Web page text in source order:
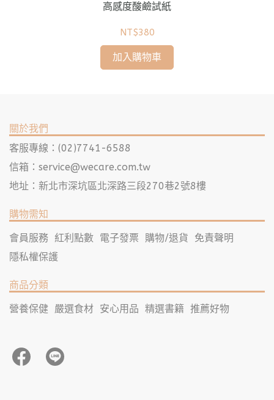
高感度酸鹼試紙
NT$380
加入購物車
關於我們
客服專線：(02)7741-6588
信箱： service@wecare.com.tw
地址：新北市深坑區北深路三段270巷2號8樓
購物需知
會員服務 紅利點數 電子發票 購物/退貨
免責聲明
隱私權保護
商品分類
營養保健 嚴選食材 安心用品 精選書籍 推薦好物